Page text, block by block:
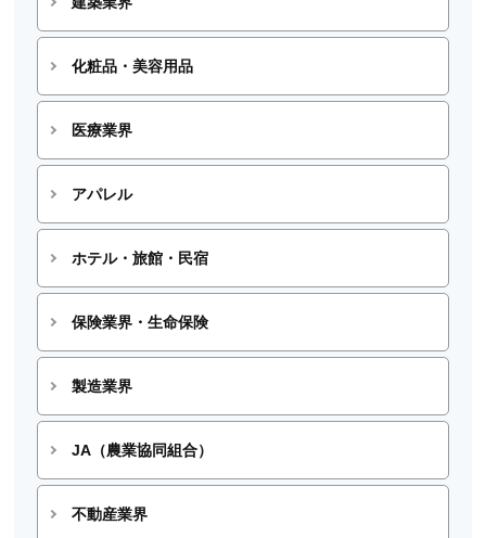
化粧品・美容用品
医療業界
アパレル
ホテル・旅館・民宿
保険業界・生命保険
製造業界
JA（農業協同組合）
不動産業界